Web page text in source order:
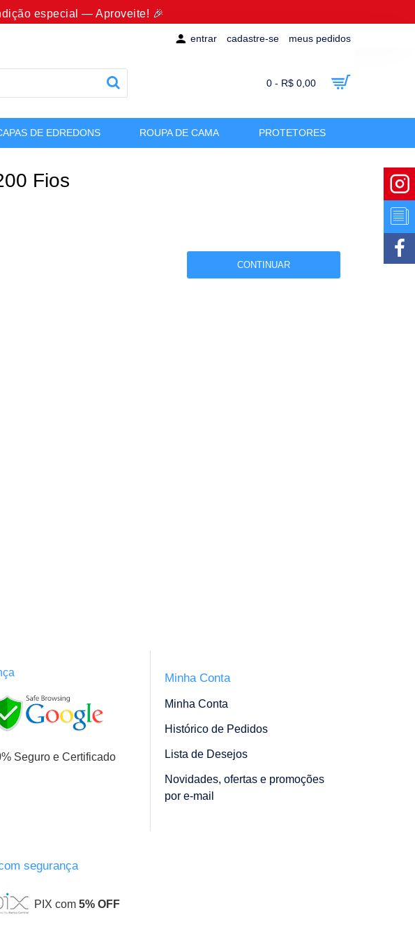
especial — Aproveite! 🎉
entrar cadastre-se meus pedidos
0 - R$ 0,00
DE EDREDONS ROUPA DE CAMA PROTETORES
Fios
CONTINUAR
Seguro e Certificado
Minha Conta
Minha Conta
Histórico de Pedidos
Lista de Desejos
Novidades, ofertas e promoções
por e-mail
segurança
PIX com 5% OFF